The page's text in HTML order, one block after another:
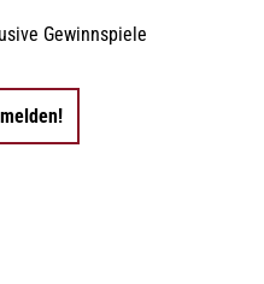
Gewinnspiele